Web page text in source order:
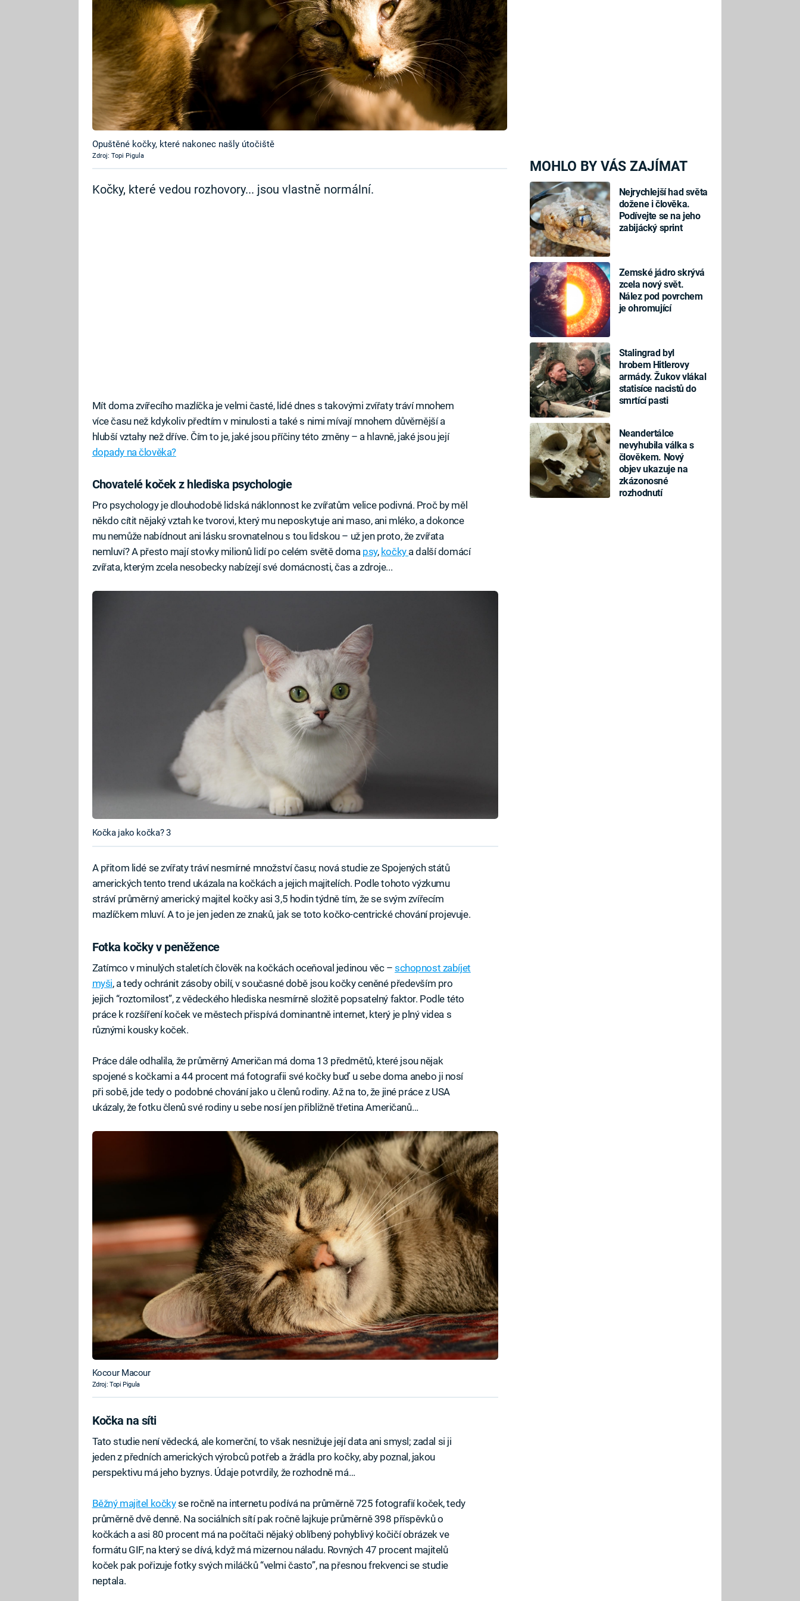
MOHLO BY VÁS ZAJÍMAT
Nejrychlejší had světa
dožene i člověka.
Podívejte se na jeho
zabijácký sprint
Zemské jádro skrývá
zcela nový svět.
Nález pod povrchem
je ohromující
Stalingrad byl
hrobem Hitlerovy
armády. Žukov vlákal
statisíce nacistů do
smrtící pasti
Neandertálce
nevyhubila válka s
člověkem. Nový
objev ukazuje na
zkázonosné
rozhodnutí
Opuštěné kočky, které nakonec našly útočiště
Zdroj: Topi Pigula
Kočky, které vedou rozhovory... jsou vlastně normální.
Mít doma zvířecího mazlíčka je velmi časté, lidé dnes s takovými zvířaty tráví mnohem
více času než kdykoliv předtím v minulosti a také s nimi mívají mnohem důvěrnější a
hlubší vztahy než dříve. Čím to je, jaké jsou příčiny této změny – a hlavně, jaké jsou její
dopady na člověka?
Chovatelé koček z hlediska psychologie
Pro psychology je dlouhodobě lidská náklonnost ke zvířatům velice podivná. Proč by měl
někdo cítit nějaký vztah ke tvorovi, který mu neposkytuje ani maso, ani mléko, a dokonce
mu nemůže nabídnout ani lásku srovnatelnou s tou lidskou – už jen proto, že zvířata
nemluví? A přesto mají stovky milionů lidí po celém světě doma psy, kočky a další domácí
zvířata, kterým zcela nesobecky nabízejí své domácnosti, čas a zdroje...
Kočka jako kočka? 3
A přitom lidé se zvířaty tráví nesmírné množství času; nová studie ze Spojených států
amerických tento trend ukázala na kočkách a jejich majitelích. Podle tohoto výzkumu
stráví průměrný americký majitel kočky asi 3,5 hodin týdně tím, že se svým zvířecím
mazlíčkem mluví. A to je jen jeden ze znaků, jak se toto kočko-centrické chování projevuje.
Fotka kočky v peněžence
Zatímco v minulých staletích člověk na kočkách oceňoval jedinou věc – schopnost zabíjet
myši, a tedy ochránit zásoby obilí, v současné době jsou kočky ceněné především pro
jejich “roztomilost”, z vědeckého hlediska nesmírně složitě popsatelný faktor. Podle této
práce k rozšíření koček ve městech přispívá dominantně internet, který je plný videa s
různými kousky koček.
Práce dále odhalila, že průměrný Američan má doma 13 předmětů, které jsou nějak
spojené s kočkami a 44 procent má fotografii své kočky buď u sebe doma anebo ji nosí
při sobě, jde tedy o podobné chování jako u členů rodiny. Až na to, že jiné práce z USA
ukázaly, že fotku členů své rodiny u sebe nosí jen přibližně třetina Američanů…
Kocour Macour
Zdroj: Topi Pigula
Kočka na síti
Tato studie není vědecká, ale komerční, to však nesnižuje její data ani smysl; zadal si ji
jeden z předních amerických výrobců potřeb a žrádla pro kočky, aby poznal, jakou
perspektivu má jeho byznys. Údaje potvrdily, že rozhodně má…
Běžný majitel kočkyse ročně na internetu podívá na průměrně 725 fotografií koček, tedy
průměrně dvě denně. Na sociálních sítí pak ročně lajkuje průměrně 398 příspěvků o
kočkách a asi 80 procent má na počítači nějaký oblíbený pohyblivý kočičí obrázek ve
formátu GIF, na který se dívá, když má mizernou náladu. Rovných 47 procent majitelů
koček pak pořizuje fotky svých miláčků “velmi často”, na přesnou frekvenci se studie
neptala.